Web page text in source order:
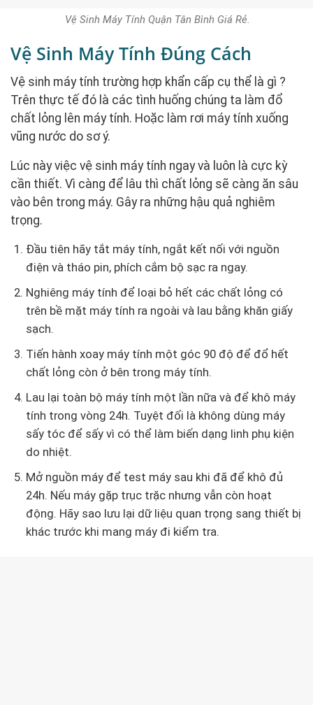
Vệ Sinh Máy Tính Quận Tân Bình Giá Rẻ.
Vệ Sinh Máy Tính Đúng Cách
Vệ sinh máy tính trường hợp khẩn cấp cụ thể là gì ?
Trên thực tế đó là các tình huống chúng ta làm đổ
chất lỏng lên máy tính. Hoặc làm rơi máy tính xuống
vũng nước do sơ ý.
Lúc này việc vệ sinh máy tính ngay và luôn là cực kỳ
cần thiết. Vì càng để lâu thì chất lỏng sẽ càng ăn sâu
vào bên trong máy. Gây ra những hậu quả nghiêm
trọng.
Đầu tiên hãy tắt máy tính, ngắt kết nối với nguồn
điện và tháo pin, phích cắm bộ sạc ra ngay.
Nghiêng máy tính để loại bỏ hết các chất lỏng có
trên bề mặt máy tính ra ngoài và lau bằng khăn giấy
sạch.
Tiến hành xoay máy tính một góc 90 độ để đổ hết
chất lỏng còn ở bên trong máy tính.
Lau lại toàn bộ máy tính một lần nữa và để khô máy
tính trong vòng 24h. Tuyệt đối là không dùng máy
sấy tóc để sấy vì có thể làm biến dạng linh phụ kiện
do nhiệt.
Mở nguồn máy để test máy sau khi đã để khô đủ
24h. Nếu máy gặp trục trặc nhưng vẫn còn hoạt
động. Hãy sao lưu lại dữ liệu quan trọng sang thiết bị
khác trước khi mang máy đi kiểm tra.